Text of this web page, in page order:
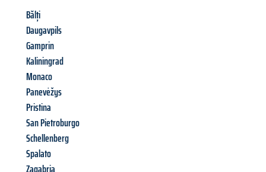
Bălți
Daugavpils
Gamprin
Kaliningrad
Monaco
Panevėžys
Pristina
San Pietroburgo
Schellenberg
Spalato